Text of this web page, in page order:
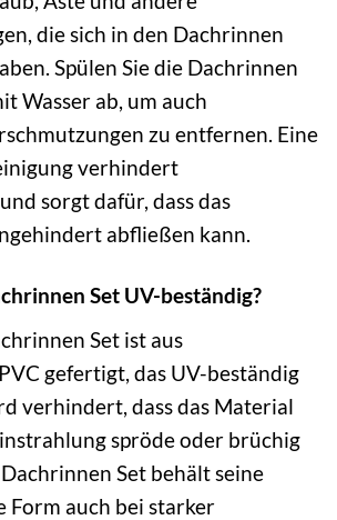
die sich in den Dachrinnen
Spülen Sie die Dachrinnen
Wasser ab, um auch
zu entfernen. Eine
verhindert
sorgt dafür, dass das
abfließen kann.
Set UV-beständig?
Set ist aus
gefertigt, das UV-beständig
verhindert, dass das Material
spröde oder brüchig
Set behält seine
Form auch bei starker